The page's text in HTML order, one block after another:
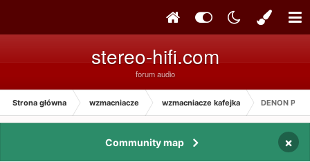
stereo-hifi.com
forum audio
Strona główna wzmacniacze wzmacniacze kafejka DENON
Community map ×